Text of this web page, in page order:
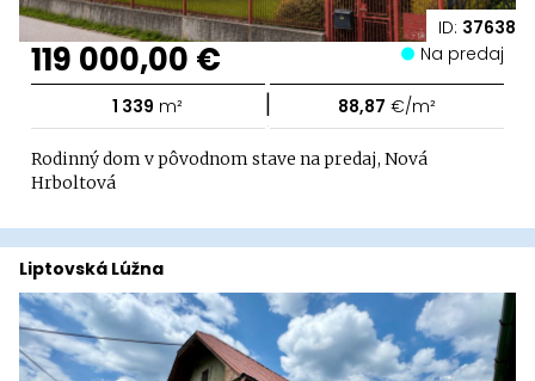
ID: 37638
119 000,00 € Na predaj
1 339 m² | 88,87 €/m²
Rodinný dom v pôvodnom stave na predaj, Nová
Hrboltová
Liptovská Lúžna